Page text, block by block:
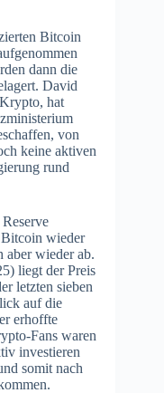
Bitcoin
dann die
David
hat
von
keine aktiven
rund
Bitcoin wieder
aber wieder ab.
liegt der Preis
letzten sieben
auf die
erhoffte
Fans waren
investieren
somit nach